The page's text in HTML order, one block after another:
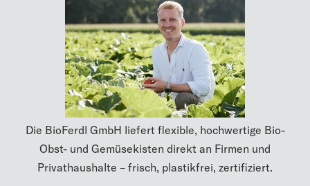
Die BioFerdl GmbH liefert flexible, hochwertige Bio-
Obst- und Gemüsekisten direkt an Firmen und
Privathaushalte – frisch, plastikfrei, zertifiziert.